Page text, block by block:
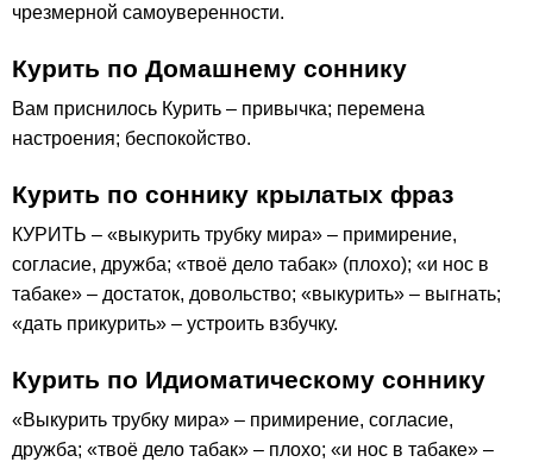
чрезмерной самоуверенности.
Курить по Домашнему соннику
Вам приснилось Курить – привычка; перемена
настроения; беспокойство.
Курить по соннику крылатых фраз
КУРИТЬ – «выкурить трубку мира» – примирение,
согласие, дружба; «твоё дело табак» (плохо); «и нос в
табаке» – достаток, довольство; «выкурить» – выгнать;
«дать прикурить» – устроить взбучку.
Курить по Идиоматическому соннику
«Выкурить трубку мира» – примирение, согласие,
дружба; «твоё дело табак» – плохо; «и нос в табаке» –